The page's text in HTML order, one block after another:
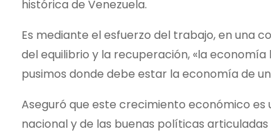
histórica de Venezuela.
Es mediante el esfuerzo del trabajo, en una
del equilibrio y la recuperación, «la
pusimos donde debe estar la economía de
Aseguró que este crecimiento económico
nacional y de las buenas políticas